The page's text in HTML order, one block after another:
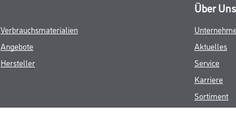
Verbrauchsmaterialien
Angebote
Hersteller
Über Uns
Aktuelles
Service
Karriere
Sortiment